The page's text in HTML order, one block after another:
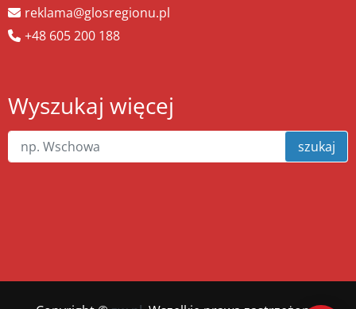
reklama@glosregionu.pl
+48 605 200 188
Wyszukaj więcej
szukaj